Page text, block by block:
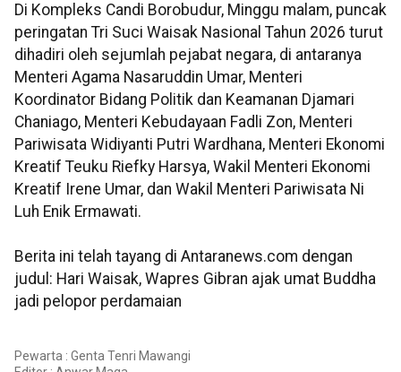
Di Kompleks Candi Borobudur, Minggu malam, puncak
peringatan Tri Suci Waisak Nasional Tahun 2026 turut
dihadiri oleh sejumlah pejabat negara, di antaranya
Menteri Agama Nasaruddin Umar, Menteri
Koordinator Bidang Politik dan Keamanan Djamari
Chaniago, Menteri Kebudayaan Fadli Zon, Menteri
Pariwisata Widiyanti Putri Wardhana, Menteri Ekonomi
Kreatif Teuku Riefky Harsya, Wakil Menteri Ekonomi
Kreatif Irene Umar, dan Wakil Menteri Pariwisata Ni
Luh Enik Ermawati.
Berita ini telah tayang di Antaranews.com dengan
judul: Hari Waisak, Wapres Gibran ajak umat Buddha
jadi pelopor perdamaian
Pewarta : Genta Tenri Mawangi